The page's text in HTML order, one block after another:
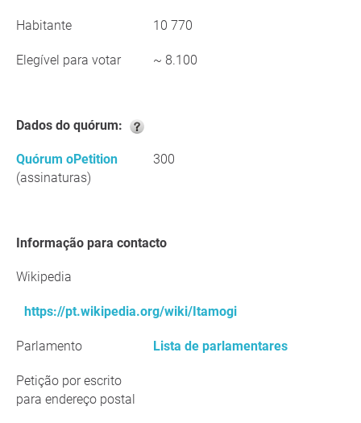
Habitante 10 770
Elegível para votar ~ 8.100
Dados do quórum:
Quórum oPetition
(assinaturas)
300
Informação para contacto
Wikipedia
https://pt.wikipedia.org/wiki/Itamogi
Parlamento Lista de parlamentares
Petição por escrito
para endereço postal